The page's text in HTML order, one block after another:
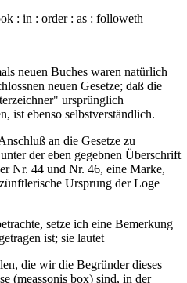
: in : order : as : followeth
neuen Buches waren natürlich
neuen Gesetze; daß die
ursprünglich
ist ebenso selbstverständlich.
an die Gesetze zu
der eben gegebnen Überschrift
Nr. 44 und Nr. 46, eine Marke,
Ursprung der Loge
setze ich eine Bemerkung
ist; sie lautet
die wir die Begründer dieses
(meassonis box) sind, in der